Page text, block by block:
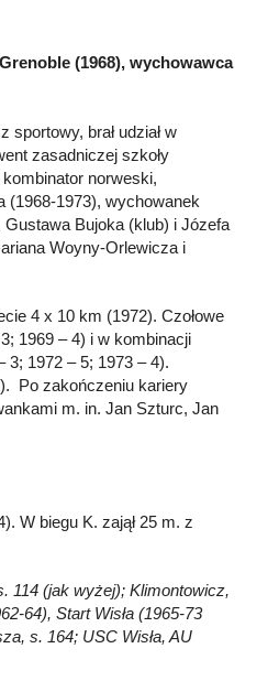
(1968), wychowawca
sportowy, brał udział w
zasadniczej szkoły
norweski,
(1968-1973), wychowanek
Bujoka (klub) i Józefa
Woyny-Orlewicza i
4 x 10 km (1972). Czołowe
1969 – 4) i w kombinacji
3; 1972 – 5; 1973 – 4).
Po zakończeniu kariery
m. in. Jan Szturc, Jan
W biegu K. zajął 25 m. z
114 (jak wyżej); Klimontowicz,
64), Start Wisła (1965-73
s. 164; USC Wisła, AU